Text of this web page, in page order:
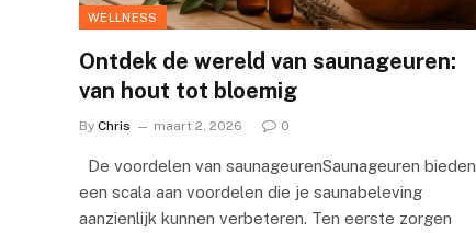
WELLNESS
Ontdek de wereld van saunageuren:
van hout tot bloemig
By Chris maart 2, 2026 0
De voordelen van saunageurenSaunageuren bieden
een scala aan voordelen die je saunabeleving
aanzienlijk kunnen verbeteren. Ten eerste zorgen